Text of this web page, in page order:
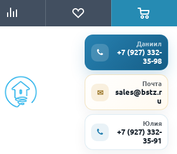
Даниил
+7 (927) 332-
35-98
✉
Почта
sales@bstz.r
u
Юлия
+7 (927) 332-
35-91